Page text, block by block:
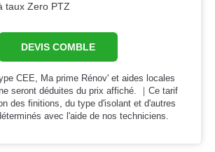
taux Zero PTZ
DEVIS COMBLE
CEE, Ma prime Rénov' et aides locales
seront déduites du prix affiché. ｜Ce tarif
des finitions, du type d'isolant et d'autres
avec l'aide de nos techniciens.